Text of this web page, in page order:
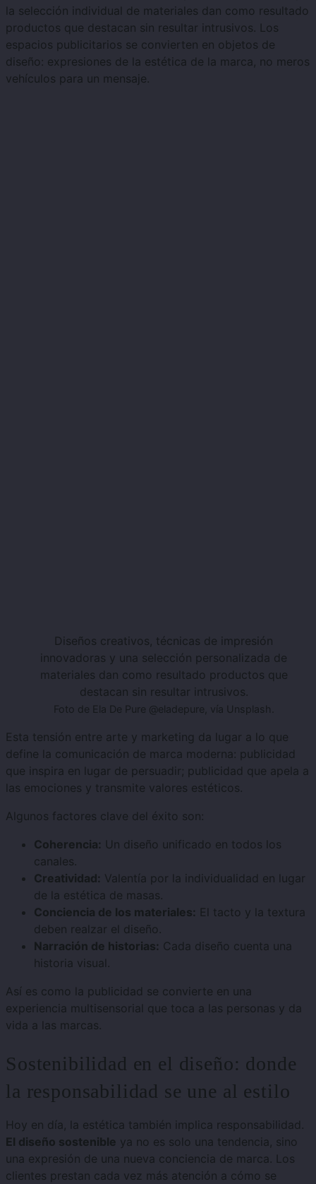
la selección individual de materiales dan como resultado
productos que destacan sin resultar intrusivos. Los
espacios publicitarios se convierten en objetos de
diseño: expresiones de la estética de la marca, no meros
vehículos para un mensaje.
Diseños creativos, técnicas de impresión
innovadoras y una selección personalizada de
materiales dan como resultado productos que
destacan sin resultar intrusivos.
Foto de Ela De Pure @eladepure, vía Unsplash.
Esta tensión entre arte y marketing da lugar a lo que
define la comunicación de marca moderna: publicidad
que inspira en lugar de persuadir; publicidad que apela a
las emociones y transmite valores estéticos.
Algunos factores clave del éxito son:
Coherencia: Un diseño unificado en todos los
canales.
Creatividad: Valentía por la individualidad en lugar
de la estética de masas.
Conciencia de los materiales: El tacto y la textura
deben realzar el diseño.
Narración de historias: Cada diseño cuenta una
historia visual.
Así es como la publicidad se convierte en una
experiencia multisensorial que toca a las personas y da
vida a las marcas.
Sostenibilidad en el diseño: donde
la responsabilidad se une al estilo
Hoy en día, la estética también implica responsabilidad.
El diseño sostenible ya no es solo una tendencia, sino
una expresión de una nueva conciencia de marca. Los
clientes prestan cada vez más atención a cómo se